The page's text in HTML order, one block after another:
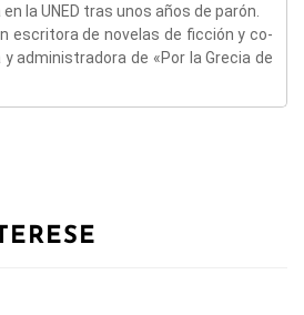
la UNED tras unos años de parón.
escritora de novelas de ficción y co-
administradora de «Por la Grecia de